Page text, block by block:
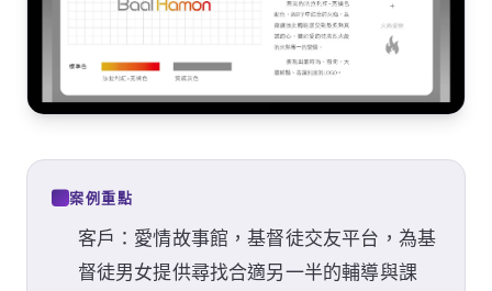
案例重點
客戶：愛情故事館，基督徒交友平台，為基
督徒男女提供尋找合適另一半的輔導與課